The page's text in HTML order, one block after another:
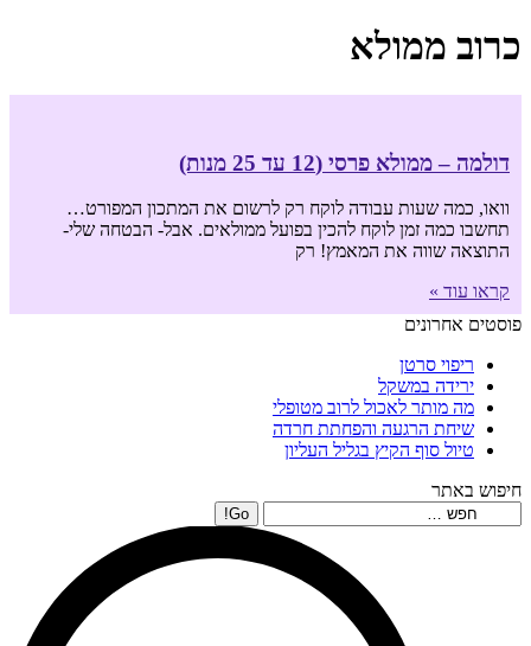
כרוב ממולא
דולמה – ממולא פרסי (12 עד 25 מנות)
וואו, כמה שעות עבודה לוקח רק לרשום את המתכון המפורט…
תחשבו כמה זמן לוקח להכין בפועל ממולאים. אבל- הבטחה שלי-
התוצאה שווה את המאמץ! רק
קראו עוד »
פוסטים אחרונים
ריפוי סרטן
ירידה במשקל
מה מותר לאכול לרוב מטופלי
שיחת הרגעה והפחתת חרדה
טיול סוף הקיץ בגליל העליון
חיפוש באתר
Search: